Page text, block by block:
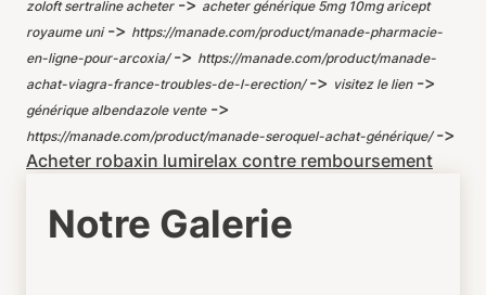
zoloft sertraline acheter-> acheter générique 5mg 10mg aricept
royaume uni-> https://manade.com/product/manade-pharmacie-
en-ligne-pour-arcoxia/-> https://manade.com/product/manade-
achat-viagra-france-troubles-de-l-erection/-> visitez le lien->
générique albendazole vente->
https://manade.com/product/manade-seroquel-achat-générique/->
Acheter robaxin lumirelax contre remboursement
Notre Galerie